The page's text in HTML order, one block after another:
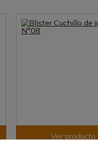
Ver producto